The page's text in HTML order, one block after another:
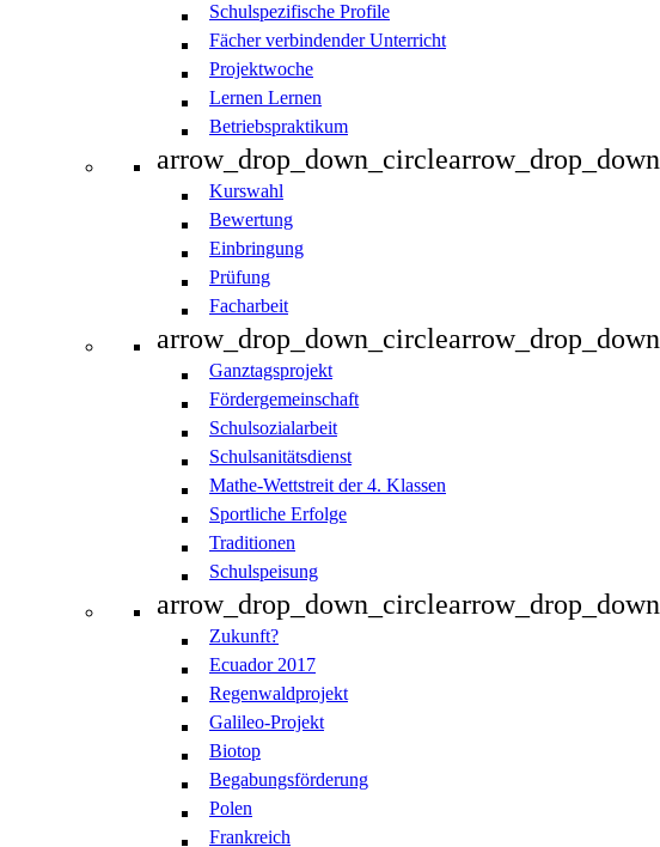
Schulspezifische Profile
Fächer verbindender Unterricht
Projektwoche
Lernen Lernen
Betriebspraktikum
arrow_drop_down_circlearrow_drop_down
Kurswahl
Bewertung
Einbringung
Prüfung
Facharbeit
arrow_drop_down_circlearrow_drop_down
Ganztagsprojekt
Fördergemeinschaft
Schulsozialarbeit
Schulsanitätsdienst
Mathe-Wettstreit der 4. Klassen
Sportliche Erfolge
Traditionen
Schulspeisung
arrow_drop_down_circlearrow_drop_down
Zukunft?
Ecuador 2017
Regenwaldprojekt
Galileo-Projekt
Biotop
Begabungsförderung
Polen
Frankreich